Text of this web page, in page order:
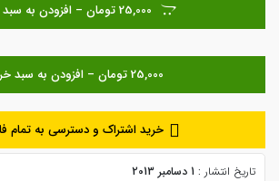
25,000 تومان – افزودن به سبد خرید
خرید اشتراک و دسترسی به تمام
تاریخ انتشار : 1 دسامبر 2013